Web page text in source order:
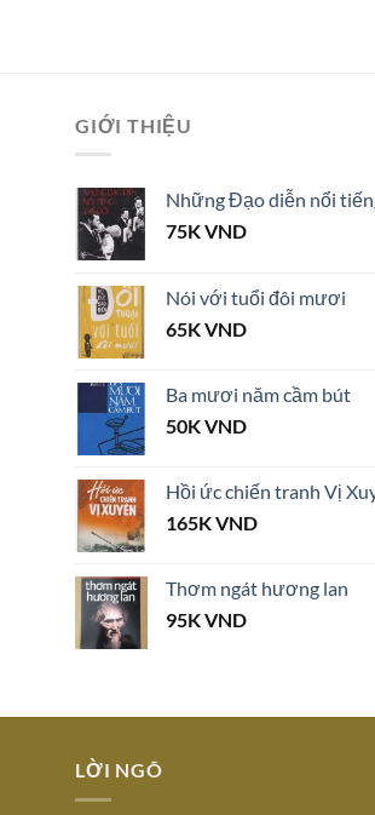
GIỚI THIỆU
Những Đạo diễn nổi
75KVND
Nói với tuổi đôi mươi
65KVND
Ba mươi năm cầm bút
50KVND
Hồi ức chiến tranh Vị
165KVND
Thơm ngát hương lan
95KVND
LỜI NGÕ